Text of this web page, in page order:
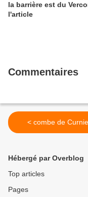
la barrière est du
l'article
Commentaires
< combe de
Hébergé par Overblog
Top articles
Pages